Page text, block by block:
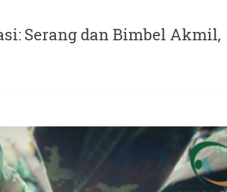
Serang dan Bimbel Akmil,